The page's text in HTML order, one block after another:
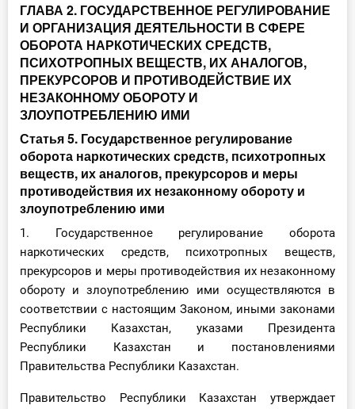
ГЛАВА 2. ГОСУДАРСТВЕННОЕ РЕГУЛИРОВАНИЕ
И ОРГАНИЗАЦИЯ ДЕЯТЕЛЬНОСТИ В СФЕРЕ
ОБОРОТА НАРКОТИЧЕСКИХ СРЕДСТВ,
ПСИХОТРОПНЫХ ВЕЩЕСТВ, ИХ АНАЛОГОВ,
ПРЕКУРСОРОВ И ПРОТИВОДЕЙСТВИЕ ИХ
НЕЗАКОННОМУ ОБОРОТУ И
ЗЛОУПОТРЕБЛЕНИЮ ИМИ
Статья 5. Государственное регулирование
оборота наркотических средств, психотропных
веществ, их аналогов, прекурсоров и меры
противодействия их незаконному обороту и
злоупотреблению ими
1. Государственное регулирование оборота
наркотических средств, психотропных веществ,
прекурсоров и меры противодействия их незаконному
обороту и злоупотреблению ими осуществляются в
соответствии с настоящим Законом, иными законами
Республики Казахстан, указами Президента
Республики Казахстан и постановлениями
Правительства Республики Казахстан.
Правительство Республики Казахстан утверждает